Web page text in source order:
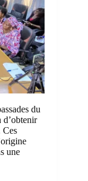
du
d’obtenir
Ces
une